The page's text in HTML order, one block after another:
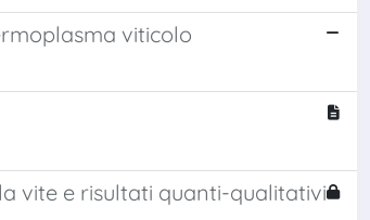
viticolo
vite e risultati quanti-qualitativi